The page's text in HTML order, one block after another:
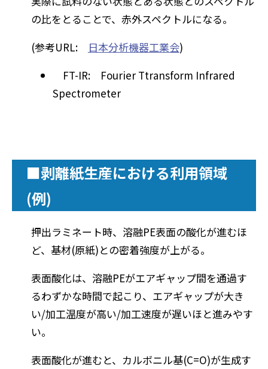
の比をとることで、赤外スペクトルになる。
(参考URL:
日本分析機器工業会)
FT-IR: Fourier Ttransform Infrared
Spectrometer
■剥離紙生産における利用領域
(例)
押出ラミネート時、溶融PE表面の酸化が進むほ
ど、基材(原紙)との密着強度が上がる。
表面酸化は、溶融PEがエアギャップ間を通過す
るわずかな時間で起こり、エアギャップが大き
い/加工温度が高い/加工速度が遅いほと進みやす
い。
表面酸化が進むと、カルボニル基(C=O)が生成す